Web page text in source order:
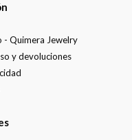
- Quimera Jewelry
y devoluciones